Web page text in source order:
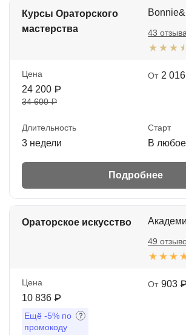
Курсы Ораторского
мастерства
43 отзыва
Цена
24 200 ₽
34 600 ₽
От 2
Длительность
3 недели
Старт
В
Подробнее
Ораторское искусство
49
Цена
10 836 ₽
Ещё -5% по
промокоду
От 903